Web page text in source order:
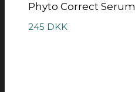
Phyto Correct Serum
245 DKK